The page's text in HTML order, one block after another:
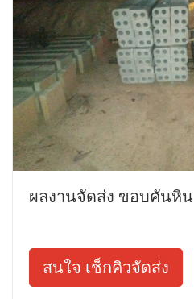
ผลงานจัดส่ง ขอบคันหิน
สนใจ เช็กคิวจัดส่ง